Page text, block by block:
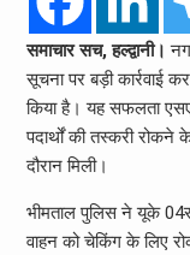
समाचार सच, हल्द्वानी।
सूचना पर बड़ी कार्रवाई
किया है। यह सफलता
पदार्थों की तस्करी
दौरान मिली।
भीमताल पुलिस ने यूके
वाहन को चेकिंग के लिए